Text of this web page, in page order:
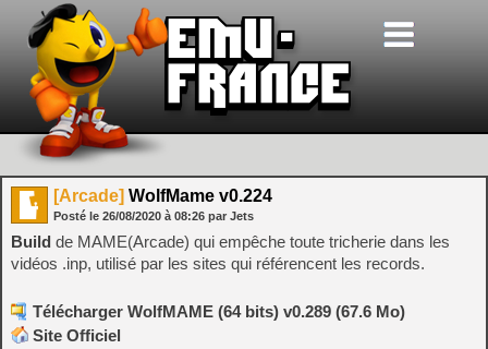
[Arcade] WolfMame v0.224
Posté le 26/08/2020 à 08:26 par Jets
Build de MAME(Arcade) qui empêche toute tricherie dans les
vidéos .inp, utilisé par les sites qui référencent les records.
Télécharger WolfMAME (64 bits) v0.289 (67.6 Mo)
Site Officiel